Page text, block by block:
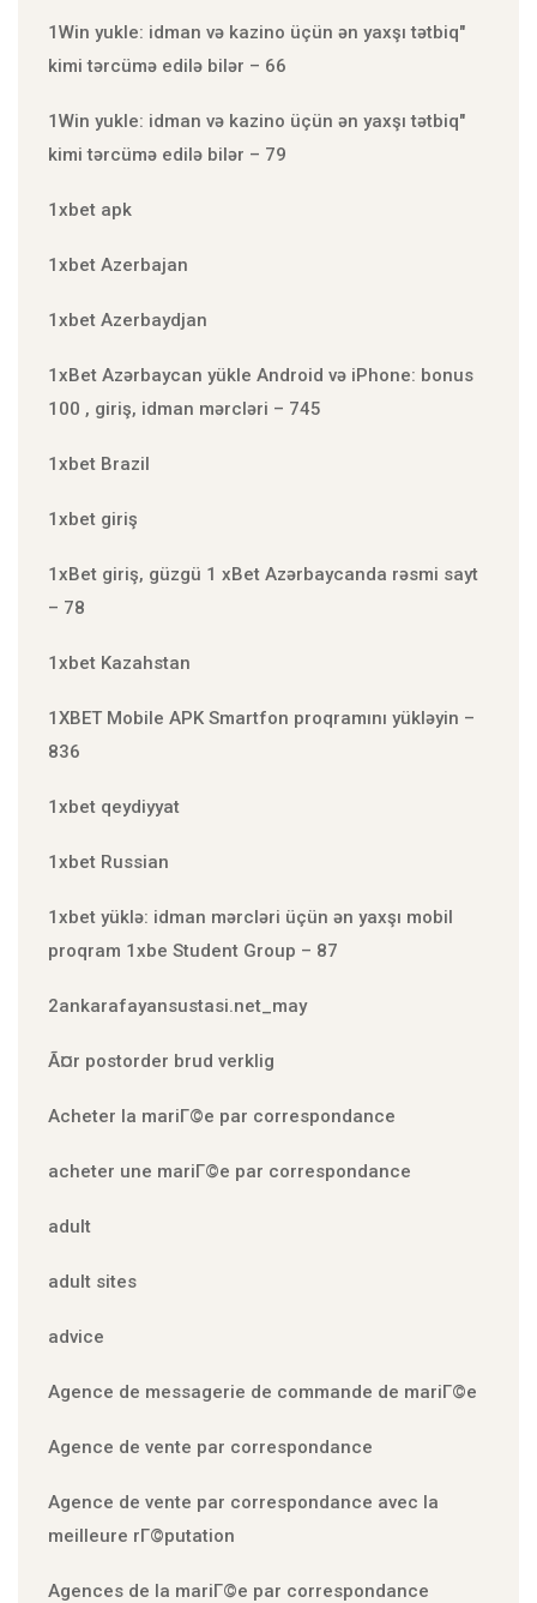
1Win yukle: idman və kazino üçün ən yaxşı tətbiq"
kimi tərcümə edilə bilər – 66
1Win yukle: idman və kazino üçün ən yaxşı tətbiq"
kimi tərcümə edilə bilər – 79
1xbet apk
1xbet Azerbajan
1xbet Azerbaydjan
1xBet Azərbaycan yükle Android və iPhone: bonus
100 , giriş, idman mərcləri – 745
1xbet Brazil
1xbet giriş
1xBet giriş, güzgü 1 xBet Azərbaycanda rəsmi sayt
– 78
1xbet Kazahstan
1XBET Mobile APK Smartfon proqramını yükləyin –
836
1xbet qeydiyyat
1xbet Russian
1xbet yüklə: idman mərcləri üçün ən yaxşı mobil
proqram 1xbe Student Group – 87
2ankarafayansustasi.net_may
Ã¤r postorder brud verklig
Acheter la mariГ©e par correspondance
acheter une mariГ©e par correspondance
adult
adult sites
advice
Agence de messagerie de commande de mariГ©e
Agence de vente par correspondance
Agence de vente par correspondance avec la
meilleure rГ©putation
Agences de la mariГ©e par correspondance